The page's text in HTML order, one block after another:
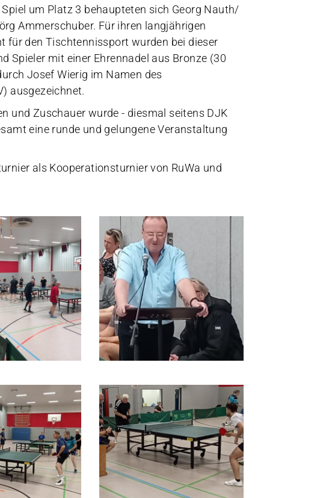
um Platz 3 behaupteten sich Georg Nauth/
Ammerschuber. Für ihren langjährigen
für den Tischtennissport wurden bei dieser
Spieler mit einer Ehrennadel aus Bronze (30
Josef Wierig im Namen des
ausgezeichnet.
und Zuschauer wurde - diesmal seitens DJK
eine runde und gelungene Veranstaltung
als Kooperationsturnier von RuWa und